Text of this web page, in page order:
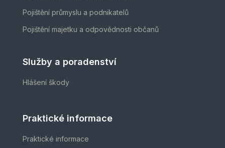
Pojištění průmyslu a podnikatelů
Pojištění majetku a odpovědnosti občanů
Služby a poradenství
Hlášení škody
Praktické informace
Praktické informace